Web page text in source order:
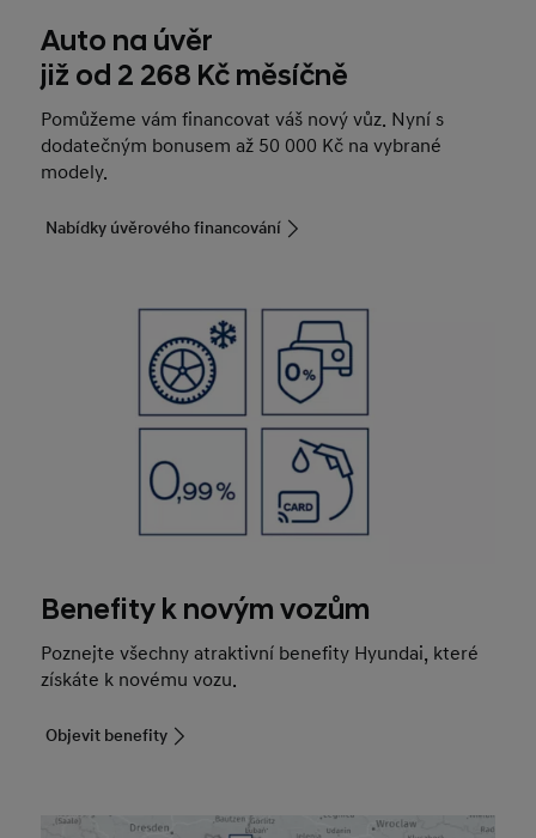
Auto na úvěr
již od 2 268 Kč měsíčně
Pomůžeme vám financovat váš nový vůz. Nyní s
dodatečným bonusem až 50 000 Kč na vybrané
modely.
Nabídky úvěrového financování
Benefity k novým vozům
Poznejte všechny atraktivní benefity Hyundai, které
získáte k novému vozu.
Objevit benefity